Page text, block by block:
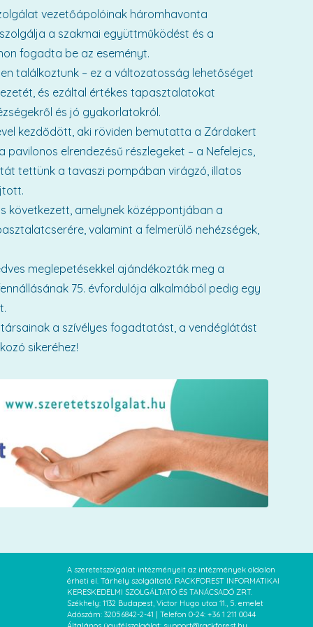
vezetőápolóinak háromhavonta
a szakmai együttműködést és a
fogadta be az eseményt.
találkoztunk – ez a változatosság lehetőséget
és ezáltal értékes tapasztalatokat
és jó gyakorlatokról.
kezdődött, aki röviden bemutatta a Zárdakert
elrendezésű részlegeket – a Nefelejcs,
tettünk a tavaszi pompában virágzó, illatos
következett, amelynek középpontjában a
valamint a felmerülő nehézségek,
meglepetésekkel ajándékozták meg a
75. évfordulója alkalmából pedig egy
a szívélyes fogadtatást, a vendéglátást
sikeréhez!
A szeretetszolgálat intézményeit az intézmények oldalon
érheti el. Tárhely szolgáltató: RACKFOREST INFORMATIKAI
KERESKEDELMI SZOLGÁLTATÓ ÉS TANÁCSADÓ ZRT.
Székhely: 1132 Budapest, Victor Hugo utca 11., 5. emelet
Adószám: 32056842-2-41 | Telefon 0-24: +36 1 211 0044